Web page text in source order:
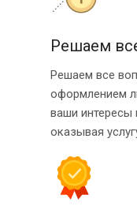
Решаем
Решаем все
оформлением
ваши интересы
оказывая